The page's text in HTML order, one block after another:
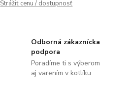
Strážiť cenu / dostupnosť
Odborná zákaznícka
podpora
Poradíme ti s výberom
aj varením v kotlíku